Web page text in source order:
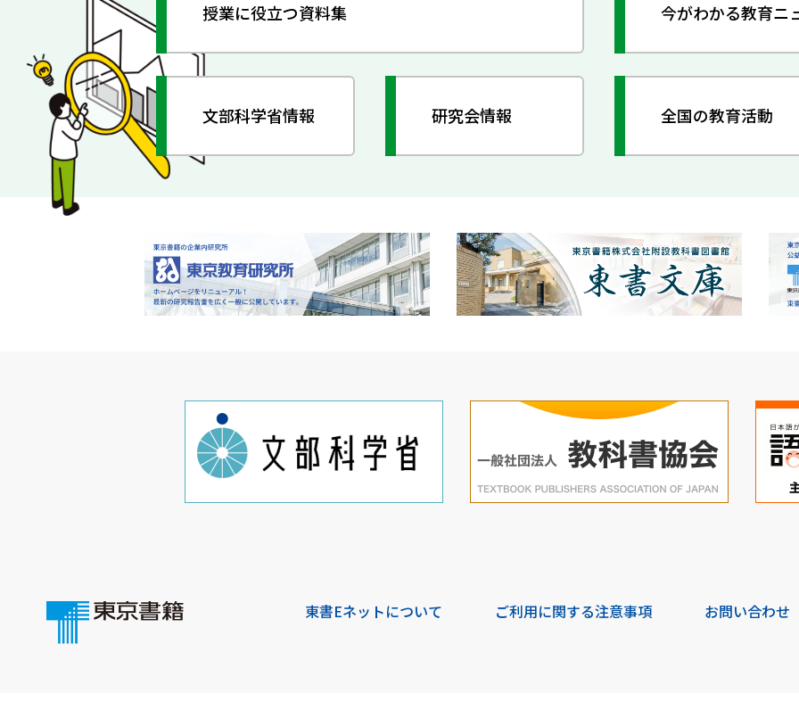
授業に役立つ資料集 今がわかる教育ニ
文部科学省情報 研究会情報 全国の教育活動
東書Eネットについて ご利用に関する注意事項 お問い合わせ